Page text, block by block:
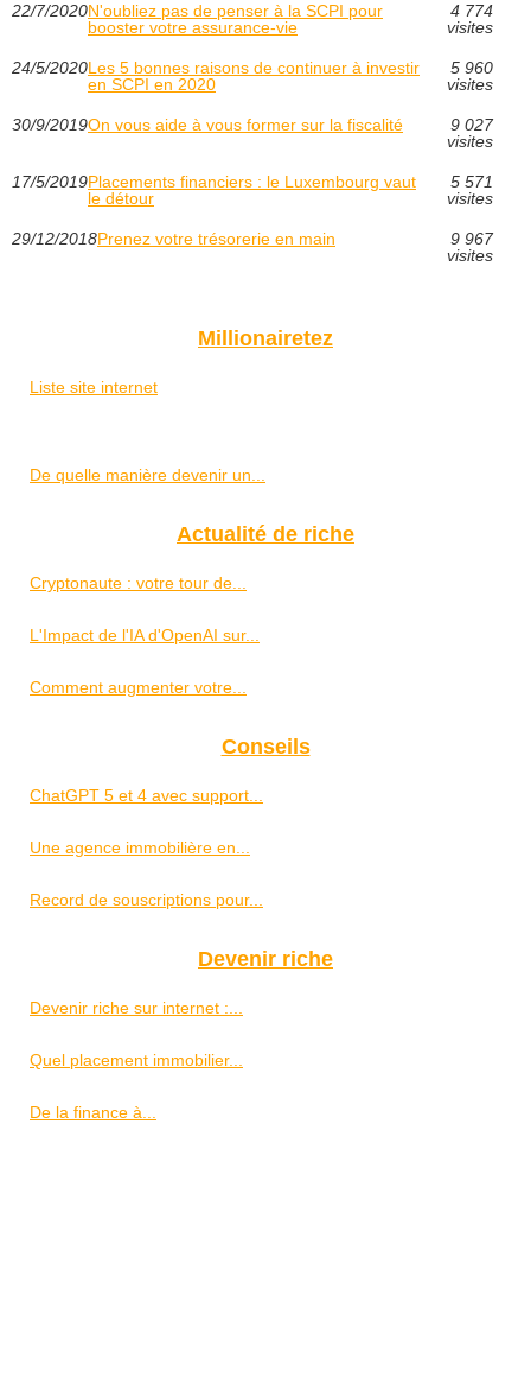
22/7/2020N'oubliez pas de penser à la SCPI pour
booster votre assurance-vie
4 774
visites
24/5/2020Les 5 bonnes raisons de continuer à investir
en SCPI en 2020
5 960
visites
30/9/2019On vous aide à vous former sur la fiscalité
9 027
visites
17/5/2019Placements financiers : le Luxembourg vaut
le détour
5 571
visites
29/12/2018Prenez votre trésorerie en main
9 967
visites
Millionairetez
Liste site internet
De quelle manière devenir un...
Actualité de riche
Cryptonaute : votre tour de...
L'Impact de l'IA d'OpenAI sur...
Comment augmenter votre...
Conseils
ChatGPT 5 et 4 avec support...
Une agence immobilière en...
Record de souscriptions pour...
Devenir riche
Devenir riche sur internet :...
Quel placement immobilier...
De la finance à...